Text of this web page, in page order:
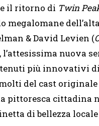
il ritorno di Twin
megalomane
& David Levien (
l’attesissima nuova
più innovativi
del cast
pittoresca
di bellezza locale